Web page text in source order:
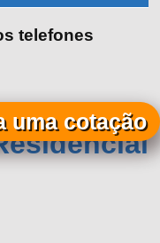
telefones
uma cotação